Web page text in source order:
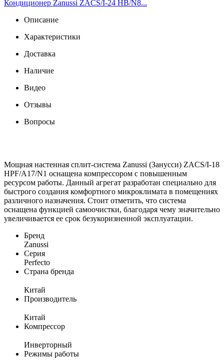
Кондиционер Zanussi ZACS/I-24 HB/N8...
Описание
Характеристики
Доставка
Наличие
Видео
Отзывы
Вопросы
Мощная настенная сплит-система Zanussi (Занусси) ZACS/I-18
HPF/A17/N1 оснащена компрессором с повышенным
ресурсом работы. Данный агрегат разработан специально для
быстрого создания комфортного микроклимата в помещениях
различного назначения. Стоит отметить, что система
оснащена функцией самоочистки, благодаря чему значительно
увеличивается ее срок безукоризненной эксплуатации.
Бренд
Zanussi
Серия
Perfecto
Страна бренда
Китай
Производитель
Китай
Компрессор
Инверторный
Режимы работы